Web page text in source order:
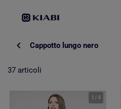
Cappotto lungo nero
37 articoli
1 /4